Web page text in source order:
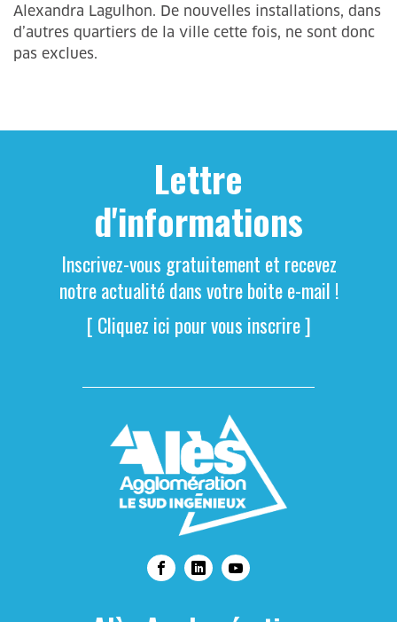
Alexandra Lagulhon. De nouvelles installations, dans
d’autres quartiers de la ville cette fois, ne sont donc
pas exclues.
Lettre
d'informations
Inscrivez-vous gratuitement et recevez
notre actualité dans votre boite e-mail !
[ Cliquez ici pour vous inscrire ]